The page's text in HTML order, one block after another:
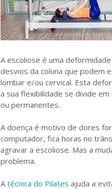
A escoliose é uma
desvios da coluna que podem
lombar e/ou cervical. Esta
a sua flexibilidade se divide
ou permanentes.
A doença é motivo de dores
computador, fica horas no
agravar a escoliose. Mas a
problema.
Atécnica do Pilates ajuda a